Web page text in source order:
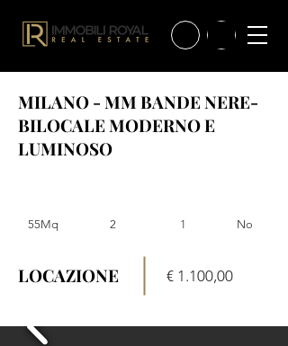
MILANO - MM BANDE NERE-
BILOCALE MODERNO E
LUMINOSO
55Mq 2 1 No
LOCAZIONE € 1.100,00